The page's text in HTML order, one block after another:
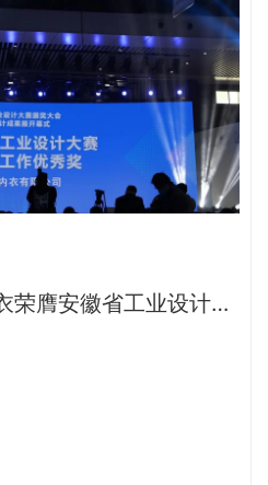
荣膺安徽省工业设计设